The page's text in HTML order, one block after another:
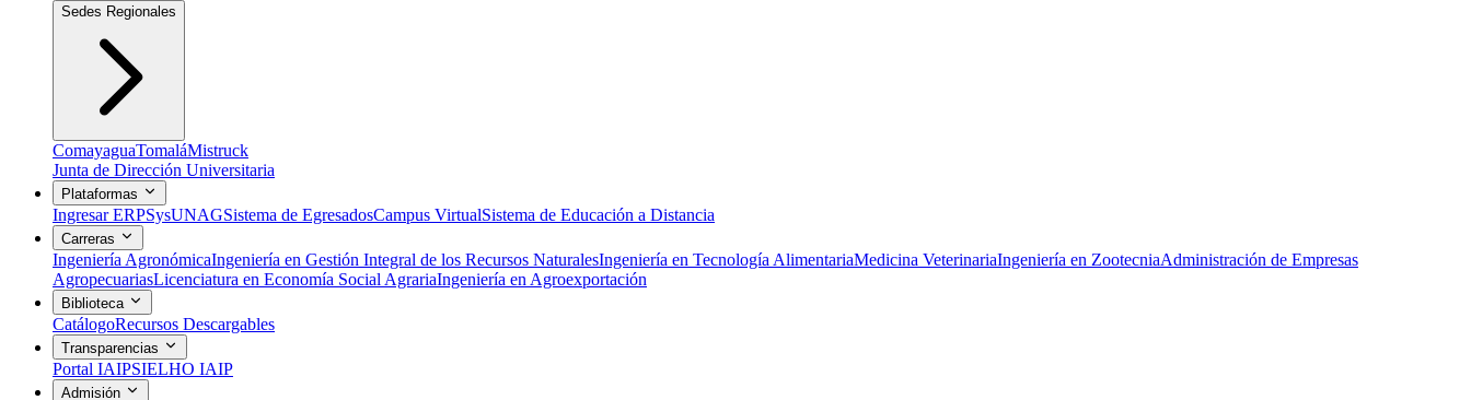
Sedes Regionales
ComayaguaTomaláMistruck
Junta de Dirección Universitaria
Plataformas
Ingresar ERPSysUNAGSistema de EgresadosCampus VirtualSistema de Educación a Distancia
Carreras
Ingeniería AgronómicaIngeniería en Gestión Integral de los Recursos NaturalesIngeniería en Tecnología AlimentariaMedicina VeterinariaIngeniería en ZootecniaAdministración de Empresas
AgropecuariasLicenciatura en Economía Social AgrariaIngeniería en Agroexportación
Biblioteca
CatálogoRecursos Descargables
Transparencias
Portal IAIPSIELHO IAIP
Admisión